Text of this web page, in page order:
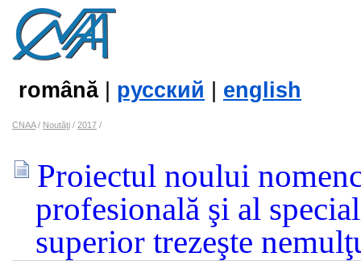
română| русский english
CNAA/ Noutăţi / 2017 /
Proiectul noului
profesională şi al
superior trezeşte